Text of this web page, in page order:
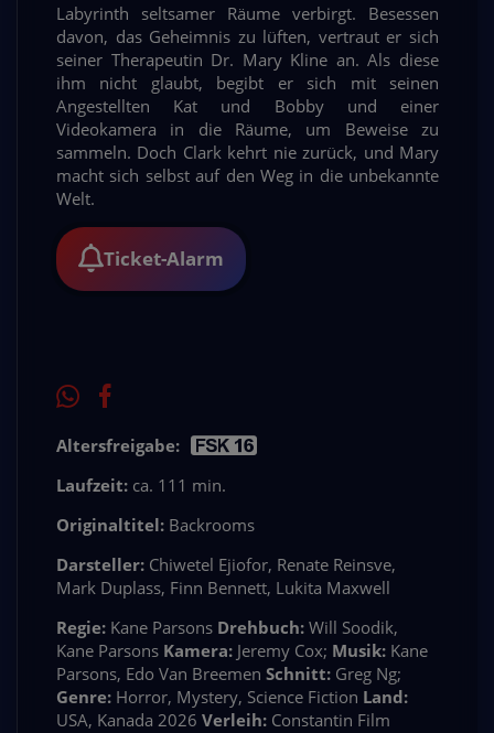
Labyrinth seltsamer Räume verbirgt. Besessen
davon, das Geheimnis zu lüften, vertraut er sich
seiner Therapeutin Dr. Mary Kline an. Als diese
ihm nicht glaubt, begibt er sich mit seinen
Angestellten Kat und Bobby und einer
Videokamera in die Räume, um Beweise zu
sammeln. Doch Clark kehrt nie zurück, und Mary
macht sich selbst auf den Weg in die unbekannte
Welt.
Ticket-Alarm
Altersfreigabe:
Laufzeit: ca. 111 min.
Originaltitel: Backrooms
Darsteller: Chiwetel Ejiofor, Renate Reinsve,
Mark Duplass, Finn Bennett, Lukita Maxwell
Regie: Kane Parsons Drehbuch: Will Soodik,
Kane Parsons Kamera: Jeremy Cox; Musik: Kane
Parsons, Edo Van Breemen Schnitt: Greg Ng;
Genre: Horror, Mystery, Science Fiction Land:
USA, Kanada 2026 Verleih: Constantin Film